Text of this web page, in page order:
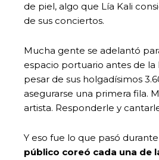
de piel, algo que Lía Kali
de sus conciertos.
Mucha gente se adelantó
espacio portuario antes de la
pesar de sus holgadísimos
asegurarse una primera fila.
artista. Responderle y
Y eso fue lo que pasó
público coreó cada una de